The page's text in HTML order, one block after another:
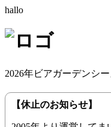
hallo
2026年ビアガーデンシ
【休止のお知らせ】